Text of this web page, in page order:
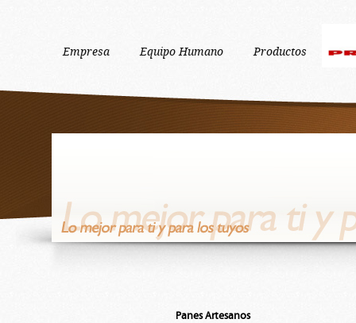
Empresa Equipo Humano Productos
Panes Artesanos